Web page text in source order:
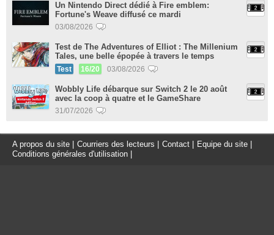
Un Nintendo Direct dédié à Fire emblem:
Fortune's Weave diffusé ce mardi
03/08/2026
Test de The Adventures of Elliot : The Millenium
Tales, une belle épopée à travers le temps
Test 16/20 03/08/2026
Wobbly Life débarque sur Switch 2 le 20 août
avec la coop à quatre et le GameShare
31/07/2026
A propos du site Courriers des lecteurs Contact Equipe du site
Conditions générales d'utilisation